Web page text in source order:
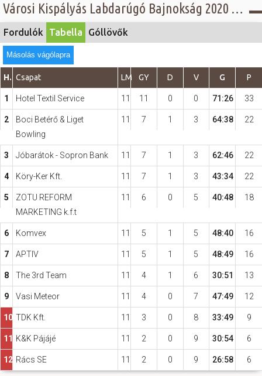
Sport
Szabadidő
Hasznos
Városi Kispályás Labdarúgó Bajnokság 2020 - Tabella - B. csoport
Fordulók Tabella Góllövők
Másolás vágólapra
H. Csapat LM GY D V G P
1 Hotel Textil Service 11 11 0 0 71:26 33
2
Boci Betérő & Liget
Bowling
11 7 1 3 64:38 22
3 Jóbarátok - Sopron Bank 11 7 1 3 62:46 22
4 Köry-Ker Kft. 11 7 1 3 43:34 22
5
ZOTU REFORM
MARKETING k.f.t
11 6 0 5 40:48 18
6 Komvex 11 5 1 5 48:40 16
7 APTIV 11 5 1 5 48:49 16
8 The 3rd Team 11 4 1 6 30:51 13
9 Vasi Meteor 11 4 0 7 47:49 12
10 TDK Kft. 11 3 0 8 33:49 9
11 K&K Pájájé 11 2 0 9 30:54 6
12 Rács SE 11 2 0 9 26:58 6